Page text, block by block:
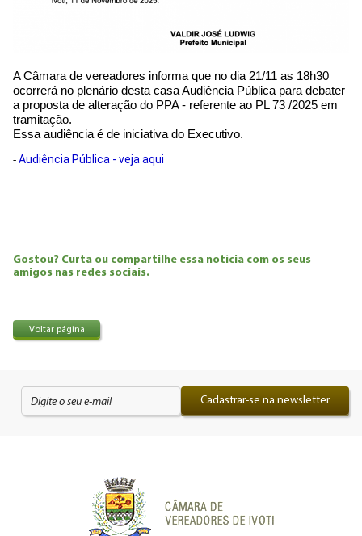
A Câmara de vereadores informa que no dia 21/11 as 18h30
ocorrerá no plenário desta casa Audiência Pública para debater
a proposta de alteração do PPA - referente ao PL 73 /2025 em
tramitação.
Essa audiência é de iniciativa do Executivo.
- Audiência Pública - veja aqui
Gostou? Curta ou compartilhe essa notícia com os seus
amigos nas redes sociais.
Voltar página
Cadastrar-se na newsletter